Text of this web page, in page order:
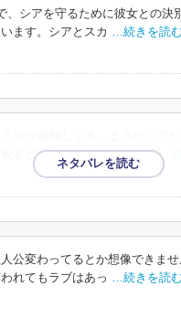
シアを守るために彼女との
ます。シアとスカ
…続きを読
ると宣言しクロヤが笑うシ …続
公変わってるとか想像できま
れてもラブはあっ …続きを読